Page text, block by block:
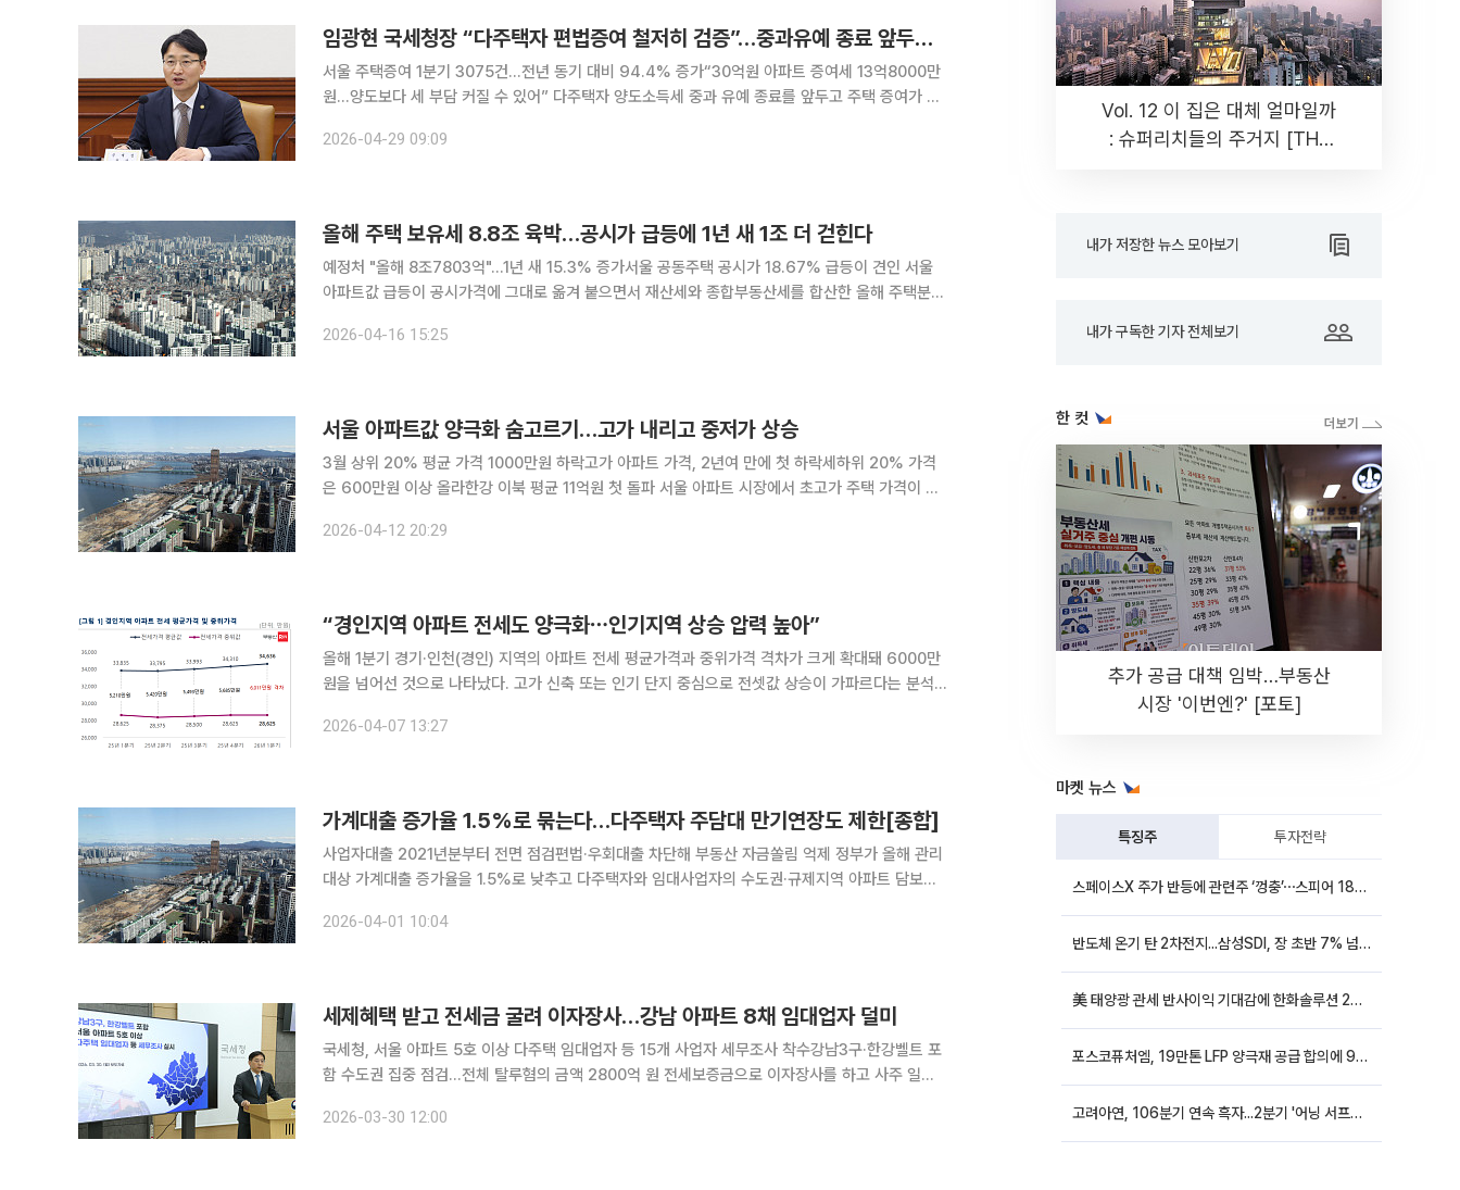
임광현 국세청장 “다주택자 편법증여 철저히 검증”…중과유예 종료 앞두고 경고
서울 주택증여 1분기 3075건…전년 동기 대비 94.4% 증가“30억원 아파트 증여세 13억8000만
원…양도보다 세 부담 커질 수 있어” 다주택자 양도소득세 중과 유예 종료를 앞두고 주택 증여가 늘
다. 고가 아파트를 시가보다 낮게 평가하거나 대출이 낀 주택을
2026-04-29 09:09
올해 주택 보유세 8.8조 육박…공시가 급등에 1년 새 1조 더 걷힌다
예정처 "올해 8조7803억"…1년 새 15.3% 증가서울 공동주택 공시가 18.67% 급등이 견인 서울
아파트값 급등이 공시가격에 그대로 옮겨 붙으면서 재산세와 종합부동산세를 합산한 올해 주택분
가격 12억원 초과 공동주택만 17만 가구가량 새로 과세권
2026-04-16 15:25
서울 아파트값 양극화 숨고르기…고가 내리고 중저가 상승
3월 상위 20% 평균 가격 1000만원 하락고가 아파트 가격, 2년여 만에 첫 하락세하위 20% 가격
은 600만원 이상 올라한강 이북 평균 11억원 첫 돌파 서울 아파트 시장에서 초고가 주택 가격이 하
스는 KB부동산 자료를 인용해 3월 서울 상위 20%에 해
2026-04-12 20:29
“경인지역 아파트 전세도 양극화⋯인기지역 상승 압력 높아”
올해 1분기 경기·인천(경인) 지역의 아파트 전세 평균가격과 중위가격 격차가 크게 확대돼 6000만
원을 넘어선 것으로 나타났다. 고가 신축 또는 인기 단지 중심으로 전셋값 상승이 가파르다는 분석
원으로 직전 분기 대비 326만원, 전년 동기 대비로는 8
2026-04-07 13:27
가계대출 증가율 1.5%로 묶는다…다주택자 주담대 만기연장도 제한[종합]
사업자대출 2021년분부터 전면 점검편법·우회대출 차단해 부동산 자금쏠림 억제 정부가 올해 관리
대상 가계대출 증가율을 1.5%로 낮추고 다주택자와 임대사업자의 수도권·규제지역 아파트 담보대
2026-04-01 10:04
세제혜택 받고 전세금 굴려 이자장사…강남 아파트 8채 임대업자 덜미
국세청, 서울 아파트 5호 이상 다주택 임대업자 등 15개 사업자 세무조사 착수강남3구·한강벨트 포
함 수도권 집중 점검…전체 탈루혐의 금액 2800억 원 전세보증금으로 이자장사를 하고 사주 일가
수입과 이자소득 누락, 사적 경비의 비용 처리, 허위 광고를 앞세운 고
2026-03-30 12:00
Vol. 12 이 집은 대체 얼마일까
: 슈퍼리치들의 주거지 [THE
내가 저장한 뉴스 모아보기
내가 구독한 기자 전체보기
한 컷
추가 공급 대책 임박…부동산
시장 '이번엔?' [포토]
마켓 뉴스
특징주 투자전략
스페이스X 주가 반등에 관련주 ‘껑충’⋯스피어 18%ㆍ에이치브이엠 12%↑
반도체 온기 탄 2차전지...삼성SDI, 장 초반 7% 넘게 껑충
美 태양광 관세 반사이익 기대감에 한화솔루션 20%대·OCI홀딩스 14%대 급등
포스코퓨처엠, 19만톤 LFP 양극재 공급 합의에 9%대 강세
고려아연, 106분기 연속 흑자...2분기 '어닝 서프라이즈'에 장 초반 12%대 강세